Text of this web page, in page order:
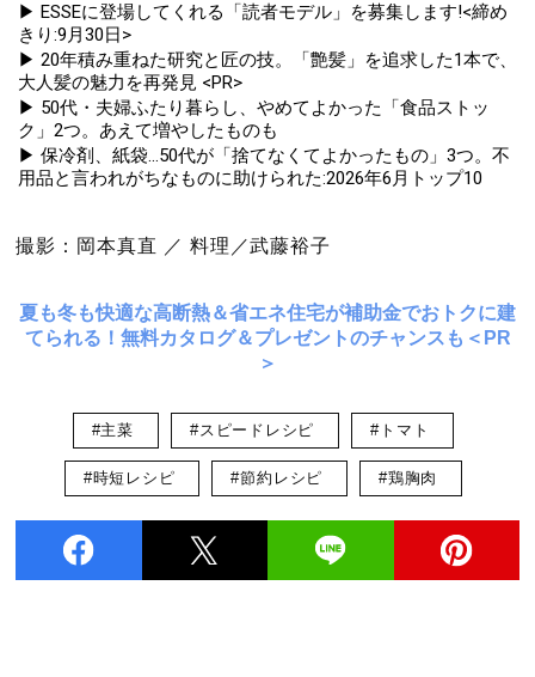
▶ ESSEに登場してくれる「読者モデル」を募集します!<締め
きり:9月30日>
▶ 20年積み重ねた研究と匠の技。「艶髪」を追求した1本で、
大人髪の魅力を再発見 <PR>
▶ 50代・夫婦ふたり暮らし、やめてよかった「食品ストッ
ク」2つ。あえて増やしたものも
▶ 保冷剤、紙袋...50代が「捨てなくてよかったもの」3つ。不
用品と言われがちなものに助けられた:2026年6月トップ10
撮影：岡本真直 ／ 料理／武藤裕子
夏も冬も快適な高断熱＆省エネ住宅が補助金でおトクに建
てられる！無料カタログ＆プレゼントのチャンスも＜PR
＞
#主菜 #スピードレシピ #トマト
#時短レシピ #節約レシピ #鶏胸肉